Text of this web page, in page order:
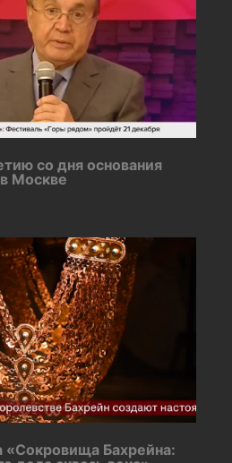
со дня основания
Москве
«Сокровища Бахрейна: